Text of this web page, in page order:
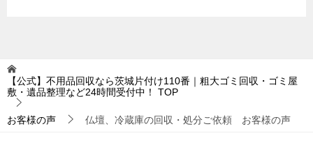
【公式】不用品回収なら茨城片付け110番｜粗大ゴミ回収・ゴミ屋
敷・遺品整理など24時間受付中！
TOP
お客様の声 仏壇、冷蔵庫の回収・処分ご依頼 お客様の声